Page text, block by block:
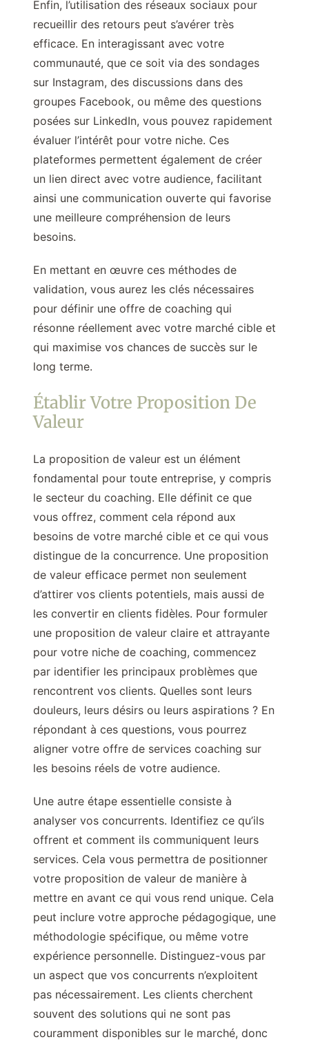
Enfin, l’utilisation des réseaux sociaux pour
recueillir des retours peut s’avérer très
efficace. En interagissant avec votre
communauté, que ce soit via des sondages
sur Instagram, des discussions dans des
groupes Facebook, ou même des questions
posées sur LinkedIn, vous pouvez rapidement
évaluer l’intérêt pour votre niche. Ces
plateformes permettent également de créer
un lien direct avec votre audience, facilitant
ainsi une communication ouverte qui favorise
une meilleure compréhension de leurs
besoins.
En mettant en œuvre ces méthodes de
validation, vous aurez les clés nécessaires
pour définir une offre de coaching qui
résonne réellement avec votre marché cible et
qui maximise vos chances de succès sur le
long terme.
Établir Votre Proposition De
Valeur
La proposition de valeur est un élément
fondamental pour toute entreprise, y compris
le secteur du coaching. Elle définit ce que
vous offrez, comment cela répond aux
besoins de votre marché cible et ce qui vous
distingue de la concurrence. Une proposition
de valeur efficace permet non seulement
d’attirer vos clients potentiels, mais aussi de
les convertir en clients fidèles. Pour formuler
une proposition de valeur claire et attrayante
pour votre niche de coaching, commencez
par identifier les principaux problèmes que
rencontrent vos clients. Quelles sont leurs
douleurs, leurs désirs ou leurs aspirations ? En
répondant à ces questions, vous pourrez
aligner votre offre de services coaching sur
les besoins réels de votre audience.
Une autre étape essentielle consiste à
analyser vos concurrents. Identifiez ce qu’ils
offrent et comment ils communiquent leurs
services. Cela vous permettra de positionner
votre proposition de valeur de manière à
mettre en avant ce qui vous rend unique. Cela
peut inclure votre approche pédagogique, une
méthodologie spécifique, ou même votre
expérience personnelle. Distinguez-vous par
un aspect que vos concurrents n’exploitent
pas nécessairement. Les clients cherchent
souvent des solutions qui ne sont pas
couramment disponibles sur le marché, donc